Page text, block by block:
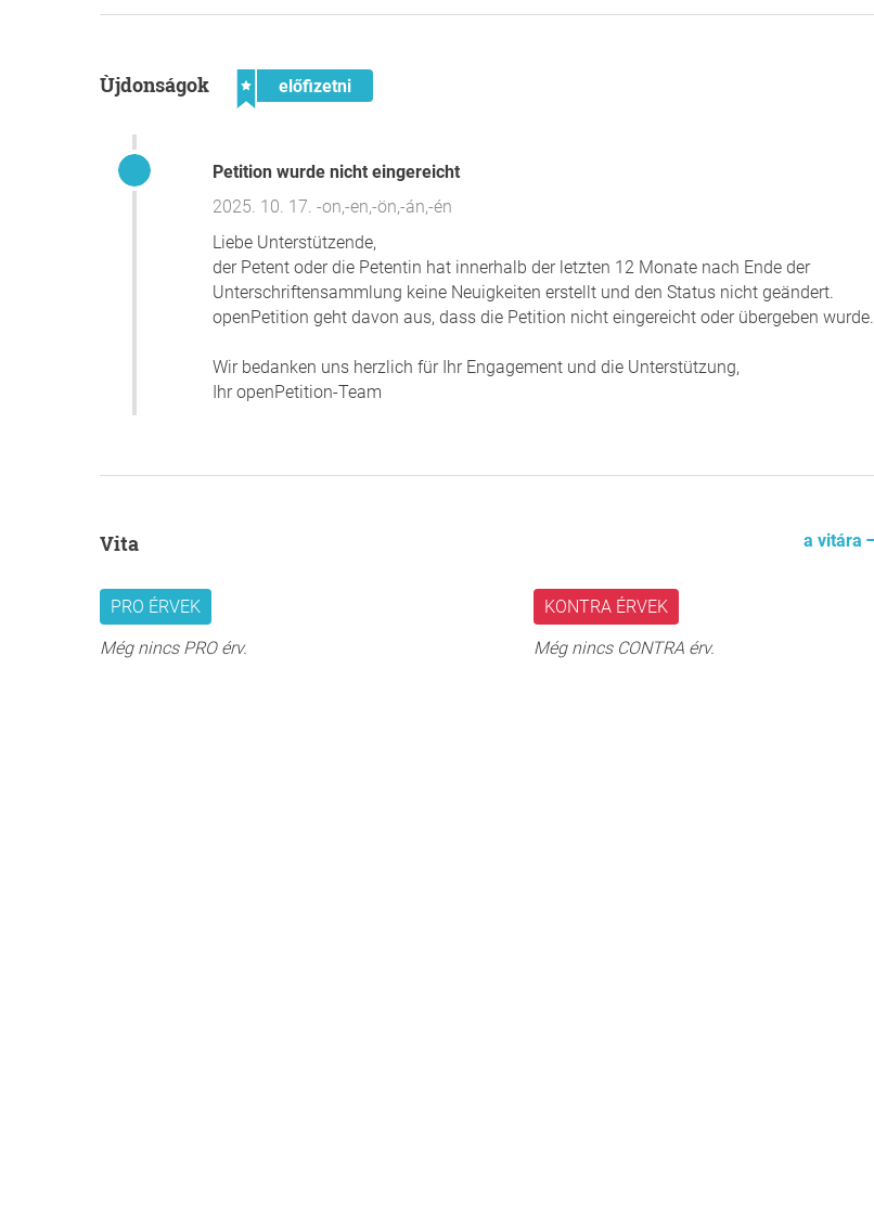
Ùjdonságok előfizetni
Petition wurde nicht eingereicht
2025. 10. 17. -on,-en,-ön,-án,-én
Liebe Unterstützende,
der Petent oder die Petentin hat innerhalb der letzten 12 Monate nach Ende der
Unterschriftensammlung keine Neuigkeiten erstellt und den Status nicht geändert.
openPetition geht davon aus, dass die Petition nicht eingereicht oder übergeben wurde.
Wir bedanken uns herzlich für Ihr Engagement und die Unterstützung,
Ihr openPetition-Team
Vita a vitára
PRO ÉRVEK
Még nincs PRO érv.
KONTRA ÉRVEK
Még nincs CONTRA érv.